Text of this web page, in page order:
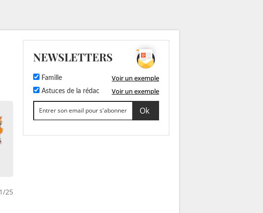
25
NEWSLETTERS
Famille Voir un exemple
Astuces de la rédac Voir un exemple